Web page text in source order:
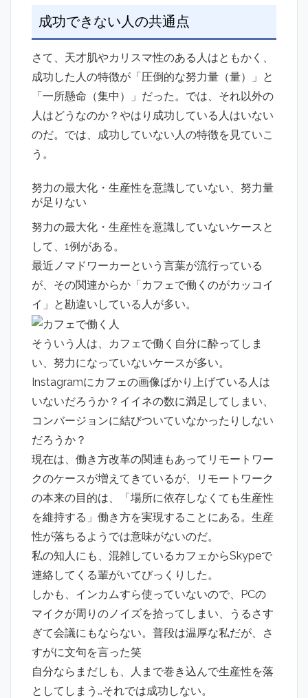
成功できない人の共通点
さて、天才肌やカリスマ性のある人はともかく、
成功した人の特徴が「圧倒的な努力量（量）」と
「一所懸命（集中）」だった。では、それ以外の
人はどうなのか？やはり成功している人はいない
のだ。では、成功していない人の特徴を見ていこ
う。
努力の最大化・生産性を意識していない、努力量
が足りない
努力の最大化・生産性を意識していないケースと
して、1例がある。
最近ノマドワーカーという言葉が流行っている
が、その関連からか「カフェで働くのがカッコイ
イ」と勘違いしている人が多い。
そういう人は、カフェで働く自分に酔ってしま
い、努力になっていないケースが多い。
Instagramにカフェの画像ばかり上げている人は
いないだろうか？イイネの数に満足してしまい、
コンバージョンに結びついていなかったりしない
だろうか？
現在は、働き方改革の関連もあってリモートワー
クのケースが増えてきているが、リモートワーク
の本来の目的は、「場所に依存しなくても生産性
を維持する」働き方を実現することにある。生産
性が落ちるようでは意味がないのだ。
私の知人にも、混雑しているカフェからSkypeで
連絡してくる輩がいてびっくりした。
しかも、インカムすら使っていないので、PCの
マイクが周りのノイズを拾ってしまい、うるさす
ぎて会議にもならない。普段は温厚な私だが、さ
すがに文句を言った笑
自分ならまだしも、人まで巻き込んで生産性を落
としてしまう…それでは成功しない。